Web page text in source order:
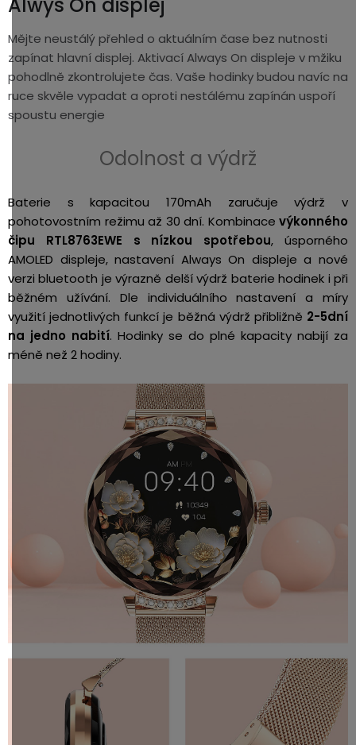
Mějte neustálý přehled o aktuálním čase bez nutnosti
zapínat hlavní displej. Aktivací Always On displeje v mžiku
pohodlně zkontrolujete čas. Vaše hodinky budou navíc na
ruce skvěle vypadat a oproti nestálému zapínán uspoří
spoustu energie
Odolnost a výdrž
Baterie s kapacitou 170mAh zaručuje výdrž v
pohotovostním režimu až 30 dní. Kombinace výkonného
čipu RTL8763EWE s nízkou spotřebou, úsporného
AMOLED displeje, nastavení Always On displeje a nové
verzi bluetooth je výrazně delší výdrž baterie hodinek i při
běžném užívání. Dle individuálního nastavení a míry
využití jednotlivých funkcí je běžná výdrž přibližně 2-5dní
na jedno nabití. Hodinky se do plné kapacity nabijí za
méně než 2 hodiny.